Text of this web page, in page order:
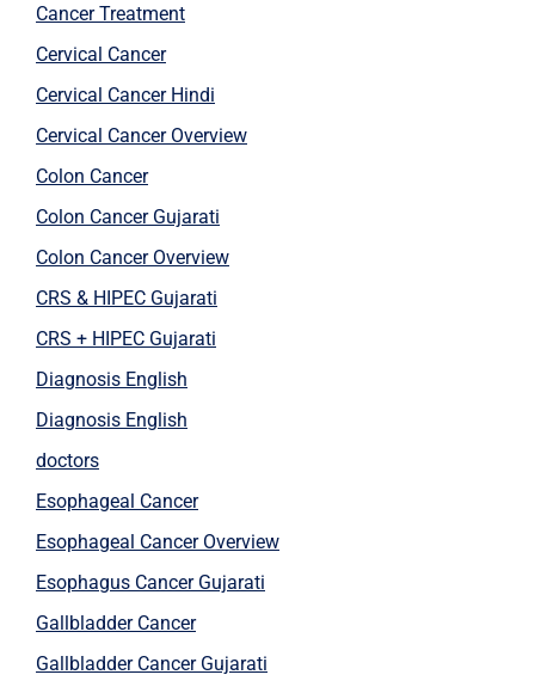
Cancer Treatment
Cervical Cancer
Cervical Cancer Hindi
Cervical Cancer Overview
Colon Cancer
Colon Cancer Gujarati
Colon Cancer Overview
CRS & HIPEC Gujarati
CRS + HIPEC Gujarati
Diagnosis English
Diagnosis English
doctors
Esophageal Cancer
Esophageal Cancer Overview
Esophagus Cancer Gujarati
Gallbladder Cancer
Gallbladder Cancer Gujarati